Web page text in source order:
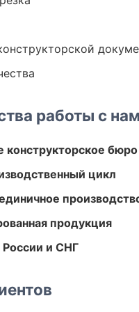
работы с
конструкторское бюро
цикл
продукция
России и СНГ